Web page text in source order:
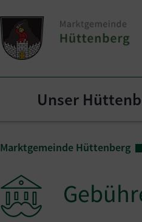
Unser
Marktgemeinde Hüttenberg